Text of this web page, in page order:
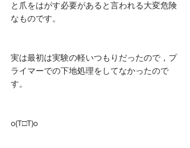
と爪をはがす必要があると言われる大変危険
なものです。
実は最初は実験の軽いつもりだったので，プ
ライマーでの下地処理をしてなかったので
す。
o(T□T)o